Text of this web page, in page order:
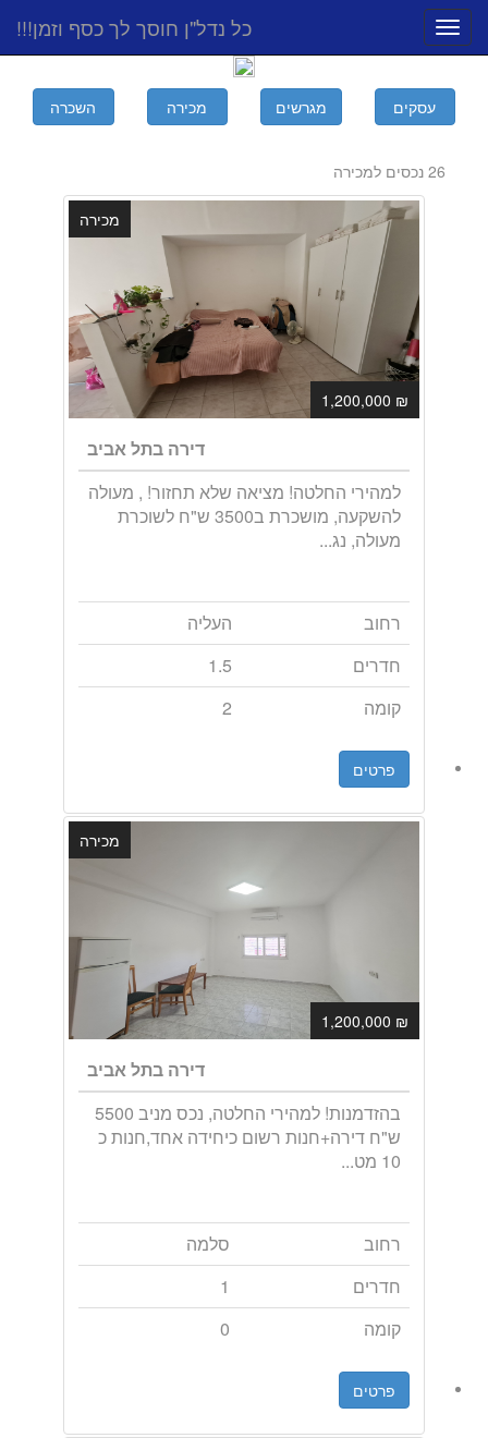
Toggle
navigation
כל נדל"ן חוסך לך כסף וזמן!!!
26 נכסים למכירה
₪ 1,200,000
מכירה
דירה בתל אביב
למהירי החלטה! מציאה שלא תחזור! , מעולה
להשקעה, מושכרת ב3500 ש"ח לשוכרת
מעולה, נג...
רחוב
העליה
חדרים
1.5
קומה
2
פרטים
₪ 1,200,000
מכירה
דירה בתל אביב
בהזדמנות! למהירי החלטה, נכס מניב 5500
ש"ח דירה+חנות רשום כיחידה אחד,חנות כ
10 מט...
רחוב
סלמה
חדרים
1
קומה
0
פרטים